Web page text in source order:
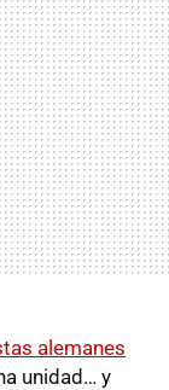
alemanes
unidad… y